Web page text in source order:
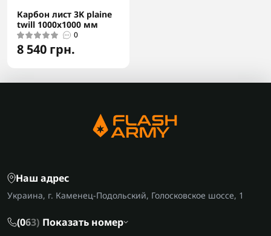
Карбон лист 3K plaine
twill 1000х1000 мм
0
8 540 грн.
Наш адрес
Украина, г. Каменец-Подольский, Голосковское шоссе, 1
(063) Показать номер